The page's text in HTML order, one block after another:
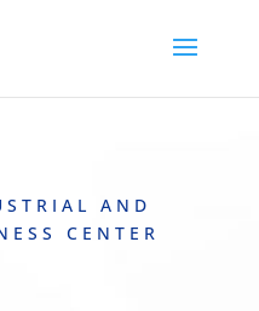
AND
CENTER